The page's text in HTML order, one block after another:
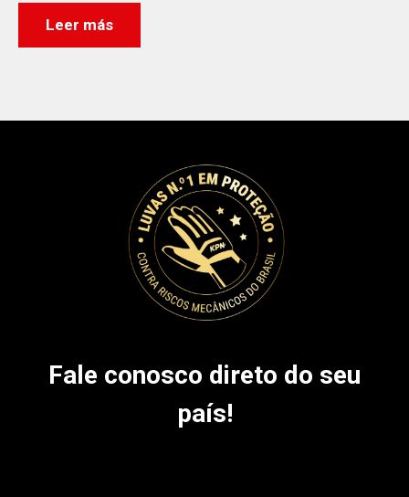
Leer más
Fale conosco direto do seu
país!